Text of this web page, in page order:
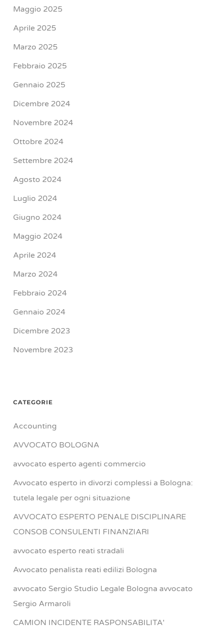
Maggio 2025
Aprile 2025
Marzo 2025
Febbraio 2025
Gennaio 2025
Dicembre 2024
Novembre 2024
Ottobre 2024
Settembre 2024
Agosto 2024
Luglio 2024
Giugno 2024
Maggio 2024
Aprile 2024
Marzo 2024
Febbraio 2024
Gennaio 2024
Dicembre 2023
Novembre 2023
CATEGORIE
Accounting
AVVOCATO BOLOGNA
avvocato esperto agenti commercio
Avvocato esperto in divorzi complessi a Bologna:
tutela legale per ogni situazione
AVVOCATO ESPERTO PENALE DISCIPLINARE
CONSOB CONSULENTI FINANZIARI
avvocato esperto reati stradali
Avvocato penalista reati edilizi Bologna
avvocato Sergio Studio Legale Bologna avvocato
Sergio Armaroli
CAMION INCIDENTE RASPONSABILITA'